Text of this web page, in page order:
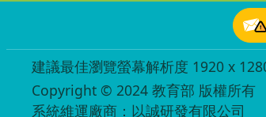
建議最佳瀏覽螢幕解析度 1920 x
Copyright © 2024 教育部 版權所有
系統維運廠商：以誠研發有限公司